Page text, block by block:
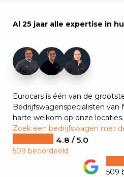
Al 25 jaar alle expertise in
Eurocars is één van de
Bedrijfswagenspecialisten van
harte welkom op onze locaties.
Zoek een bedrijfswagen met
4.8 / 5.0
509 beoordeeld
509